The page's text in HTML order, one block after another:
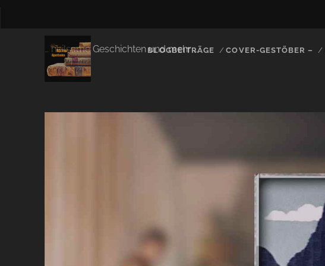
… heilsame Geschichten und mehr …
BLOGBEITRÄGE COVER-GESTÖBER –